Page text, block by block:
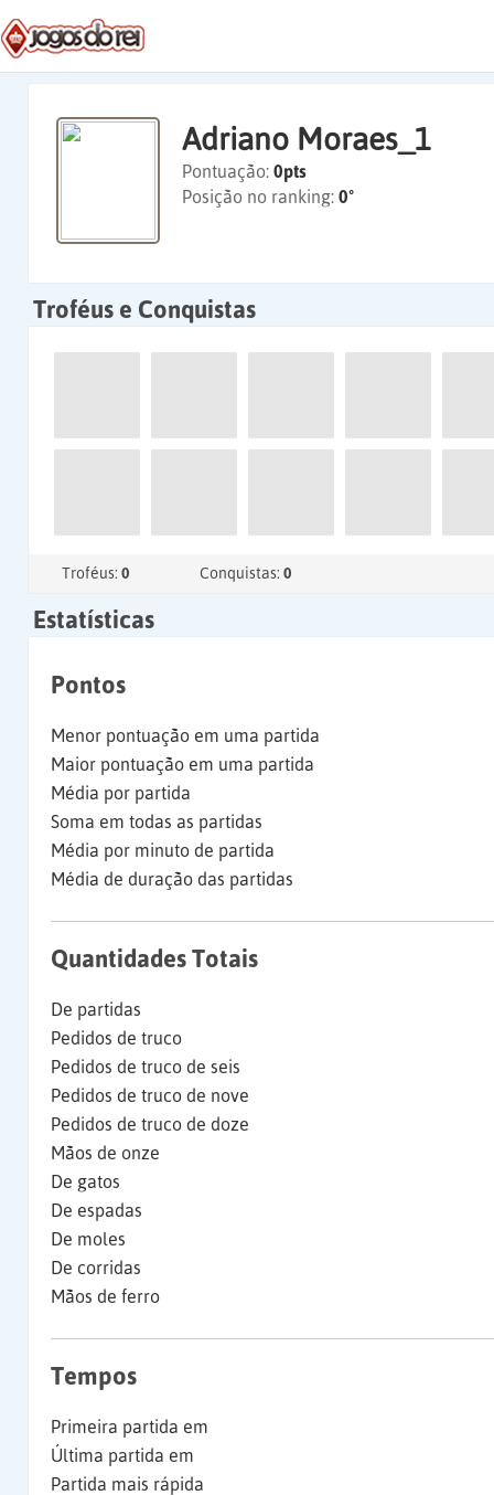
Adriano Moraes_1
Pontuação: 0pts
Posição no ranking: 0º
Troféus e Conquistas
Troféus: 0 Conquistas: 0
Estatísticas
Pontos
Menor pontuação em uma partida
Maior pontuação em uma partida
Média por partida
Soma em todas as partidas
Média por minuto de partida
Média de duração das partidas
Quantidades Totais
De partidas
Pedidos de truco
Pedidos de truco de seis
Pedidos de truco de nove
Pedidos de truco de doze
Mãos de onze
De gatos
De espadas
De moles
De corridas
Mãos de ferro
Tempos
Primeira partida em
Última partida em
Partida mais rápida